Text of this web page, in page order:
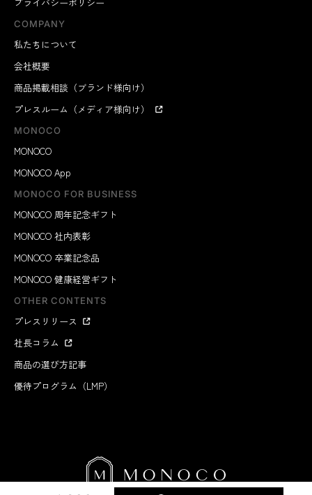
COMPANY
私たちについて
会社概要
商品掲載相談（ブランド様向け）
プレスルーム（メディア様向け）
MONOCO
MONOCO
MONOCO App
MONOCO FOR BUSINESS
MONOCO 周年記念ギフト
MONOCO 社内表彰
MONOCO 卒業記念品
MONOCO 健康経営ギフト
OTHER CONTENTS
プレスリリース
社長コラム
商品の選び方記事
優待プログラム（LMP）